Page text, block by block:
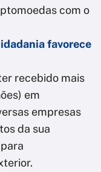
com o
favorece
recebido mais
em
empresas
da sua